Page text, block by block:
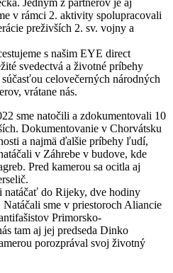
Jedným z partnerov je aj
v rámci 2. aktivity spolupracovali
preživších 2. sv. vojny a
s našim EYE direct
svedectvá a životné príbehy
celovečerných národných
vrátane nás.
sme natočili a zdokumentovali 10
Dokumentovanie v Chorvátsku
a najmä ďalšie príbehy ľudí,
v Záhrebe v budove, kde
Pred kamerou sa ocitla aj
natáčať do Rijeky, dve hodiny
sme v priestoroch Aliancie
Primorsko-
tam aj jej predseda Dinko
porozprával svoj životný